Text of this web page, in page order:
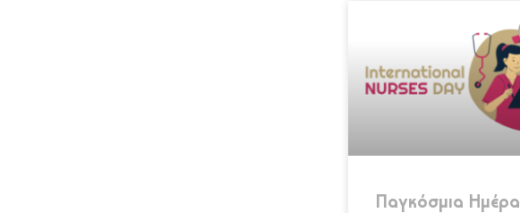
Παγκόσμια Ημέρα